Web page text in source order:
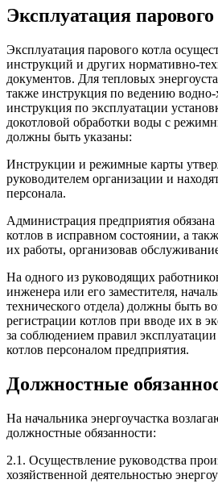
Эксплуатация парового
Эксплуатация парового котла
инструкций и других нормативно-
документов. Для тепловых
также инструкция по ведению
инструкция по эксплуатации
докотловой обработки воды с
должны быть указаны:
Инструкции и режимные карты
руководителем организации и
персонала.
Администрация предприятия
котлов в исправном состоянии, а
их работы, организовав
На одного из руководящих
инженера или его заместителя,
технического отдела) должны быть
регистрации котлов при вводе их в
за соблюдением правил
котлов персоналом предприятия.
Должностные
На начальника энергоучастка
должностные обязанности:
2.1. Осуществление руководства
хозяйственной деятельностью